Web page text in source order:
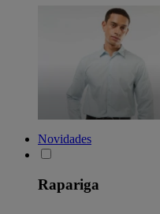
Novidades
Rapariga